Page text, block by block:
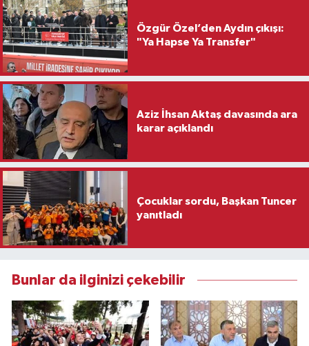
Özgür Özel’den Aydın çıkışı:
"Ya Hapse Ya Transfer"
Aziz İhsan Aktaş davasında ara
karar açıklandı
Çocuklar sordu, Başkan Tuncer
yanıtladı
Bunlar da ilginizi çekebilir